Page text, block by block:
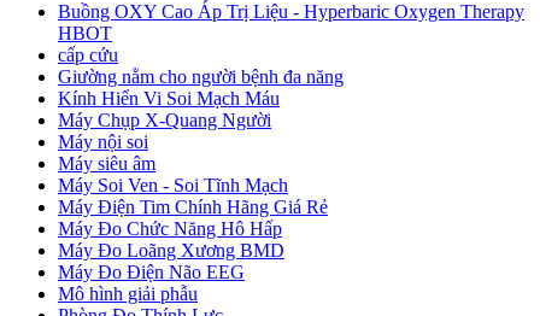
Buồng OXY Cao Áp Trị Liệu - Hyperbaric Oxygen Therapy
HBOT
cấp cứu
Giường nằm cho người bệnh đa năng
Kính Hiển Vi Soi Mạch Máu
Máy Chụp X-Quang Người
Máy nội soi
Máy siêu âm
Máy Soi Ven - Soi Tĩnh Mạch
Máy Điện Tim Chính Hãng Giá Rẻ
Máy Đo Chức Năng Hô Hấp
Máy Đo Loãng Xương BMD
Máy Đo Điện Não EEG
Mô hình giải phẫu